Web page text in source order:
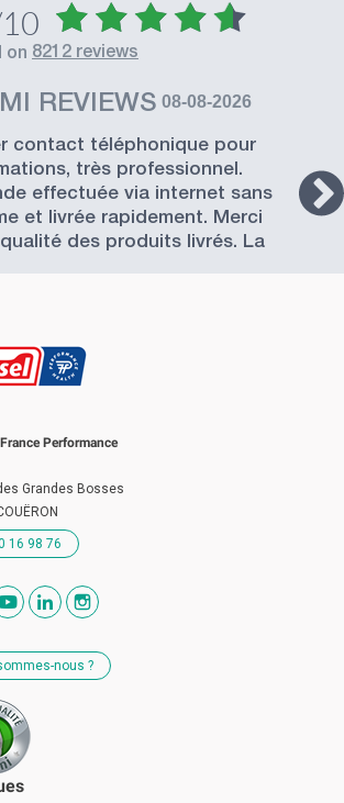
on 8212 reviews
REVIEWS 08-08-2026
contact téléphonique pour
très professionnel.
effectuée via internet sans
et livrée rapidement. Merci
des produits livrés. La
Performance
Grandes Bosses
16 98 76
nous ?